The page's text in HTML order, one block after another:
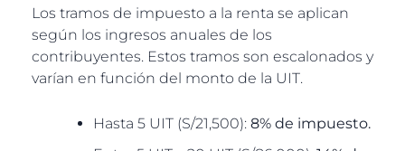
Los tramos de impuesto a la renta se aplican
según los ingresos anuales de los
contribuyentes. Estos tramos son escalonados y
varían en función del monto de la UIT.
Hasta 5 UIT (S/21,500): 8% de impuesto.